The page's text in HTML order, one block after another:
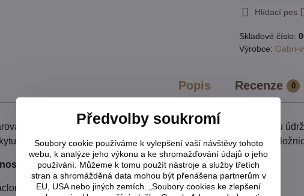
Hlídací pes
Skladové číslo:
Výrobce: Gabri-
Popis Recenze 0
tkanina vyniká jemným vzorem, dlouhou životností a snadnou
potřebné soukromí. Hodí se do kuchyně, obývacího pokoje,
– připravená k okamžitému zavěšení
Předvolby soukromí
Soubory cookie používáme k vylepšení vaší návštěvy tohoto
webu, k analýze jeho výkonu a ke shromažďování údajů o jeho
používání. Můžeme k tomu použít nástroje a služby třetích
stran a shromážděná data mohou být přenášena partnerům v
EU, USA nebo jiných zemích. „Soubory cookies ke zlepšení